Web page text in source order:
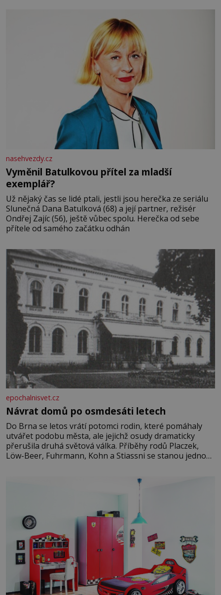
nasehvezdy.cz
Vyměnil Batulkovou přítel za mladší
exemplář?
Už nějaký čas se lidé ptali, jestli jsou herečka ze seriálu
Slunečná Dana Batulková (68) a její partner, režisér
Ondřej Zajíc (56), ještě vůbec spolu. Herečka od sebe
přítele od samého začátku odhán
epochalnisvet.cz
Návrat domů po osmdesáti letech
Do Brna se letos vrátí potomci rodin, které pomáhaly
utvářet podobu města, ale jejichž osudy dramaticky
přerušila druhá světová válka. Příběhy rodů Placzek,
Löw-Beer, Fuhrmann, Kohn a Stiassni se stanou jednou
jednoduché. Místa, která si člověk pamatuje z rodinných